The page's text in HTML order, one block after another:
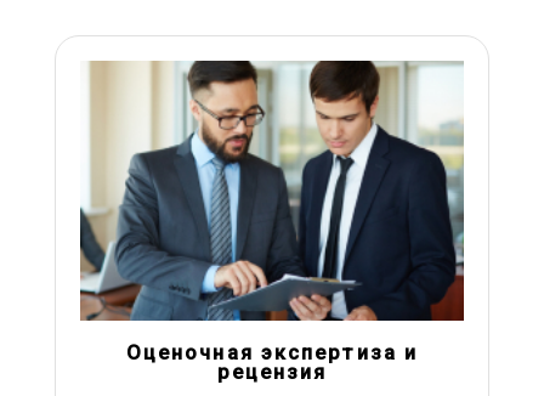
Оценочная экспертиза и
рецензия